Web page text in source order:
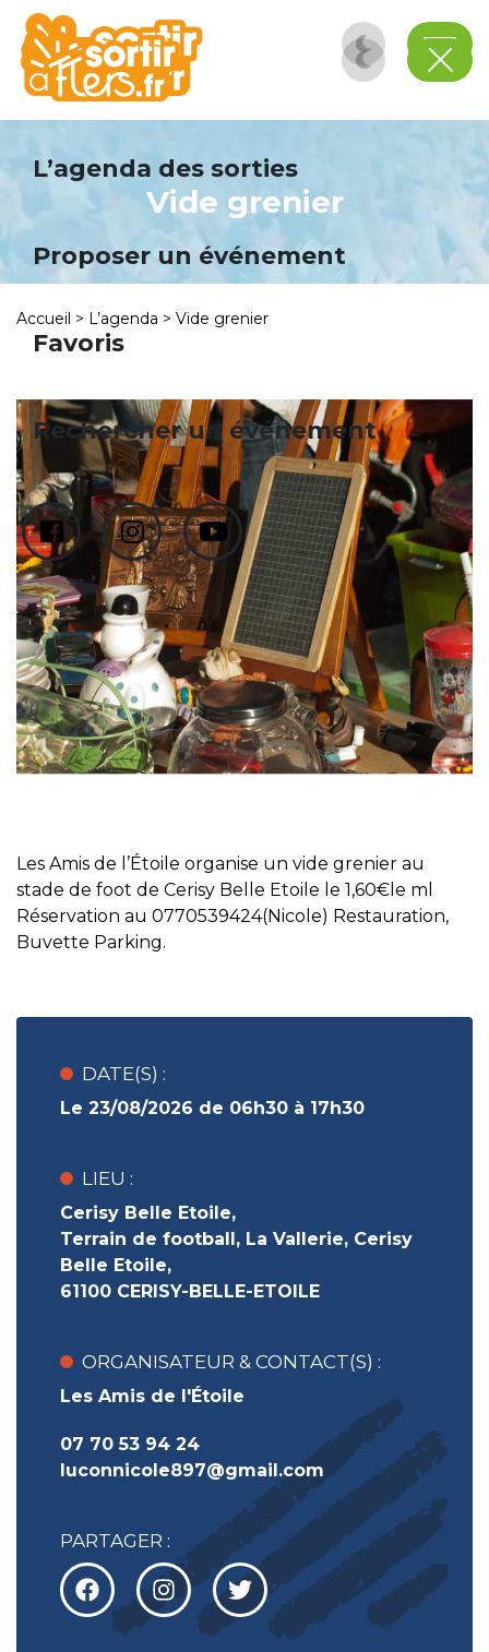
L’agenda des sorties
Proposer un événement
Favoris
Rechercher un événement
Vide grenier
Accueil > L’agenda > Vide grenier
Les Amis de l’Étoile organise un vide grenier au
stade de foot de Cerisy Belle Etoile le 1,60€le ml
Réservation au 0770539424(Nicole) Restauration,
Buvette Parking.
DATE(S) :
Le 23/08/2026 de 06h30 à 17h30
LIEU :
Cerisy Belle Etoile,
Terrain de football, La Vallerie, Cerisy
Belle Etoile,
61100 CERISY-BELLE-ETOILE
ORGANISATEUR & CONTACT(S) :
Les Amis de l'Étoile
07 70 53 94 24
luconnicole897@gmail.com
PARTAGER :
Panneau de gestion des cookies